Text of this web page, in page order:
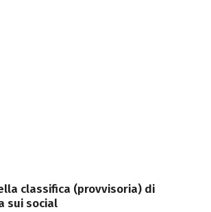
classifica (provvisoria) di
sui social